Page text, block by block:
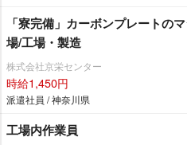
「寮完備」カーボンプレートの
場/工場・製造
株式会社京栄センター
時給1,450円
派遣社員 / 神奈川県
工場内作業員